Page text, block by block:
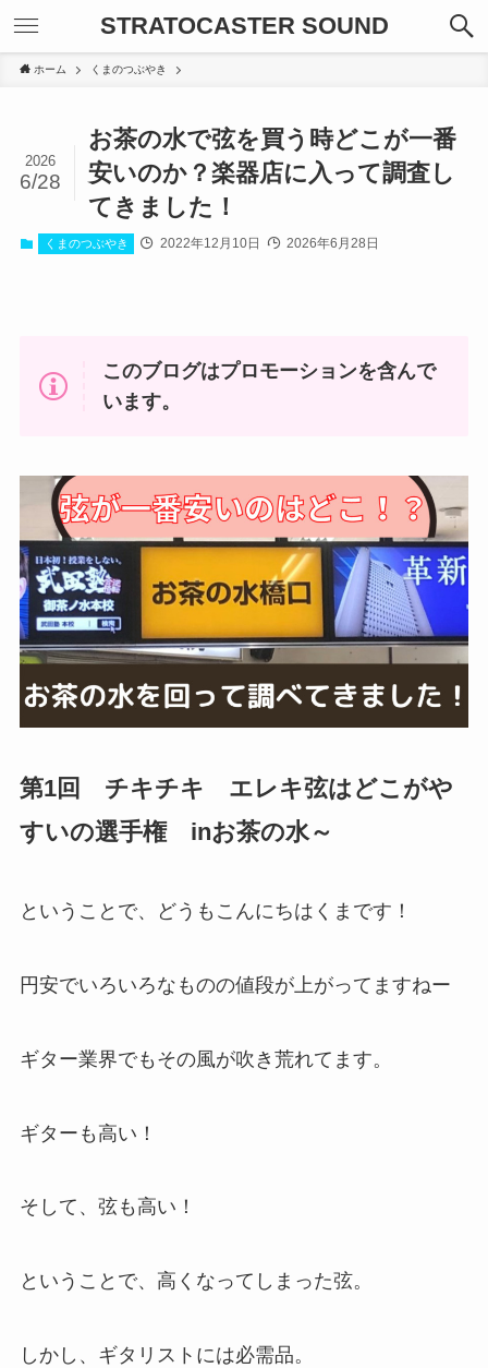
STRATOCASTER SOUND
ホーム くまのつぶやき
お茶の水で弦を買う時どこが一番
安いのか？楽器店に入って調査し
てきました！
2026
6/28
くまのつぶやき 2022年12月10日 2026年6月28日
このブログはプロモーションを含んで
います。
第1回 チキチキ エレキ弦はどこがや
すいの選手権 inお茶の水～
ということで、どうもこんにちはくまです！
円安でいろいろなものの値段が上がってますねー
ギター業界でもその風が吹き荒れてます。
ギターも高い！
そして、弦も高い！
ということで、高くなってしまった弦。
しかし、ギタリストには必需品。